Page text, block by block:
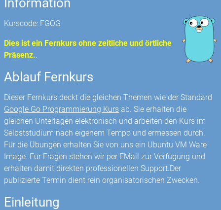
Kurscode: FGOG
Dies ist ein Fernkurs ohne zeitliche und örtliche
Präsenz..
Ablauf Fernkurs
Dieser Fernkurs deckt die gleichen Themen wie der Standard
Google Go Programmierung Kurs ab. Sie erhalten die
gleichen Unterlagen elektronisch und arbeiten den Kurs im
Selbststudium nach eigenem Tempo und ermessen durch.
Für die Übungen erhalten Sie von uns ein Ubuntu VM Ware
Image. Für Fragen stehen wir per EMail zur Verfügung und
erhalten damit direkten professionellen Support.Der
publizierte Termin dient rein organisatorischen Zwecken.
Einleitung